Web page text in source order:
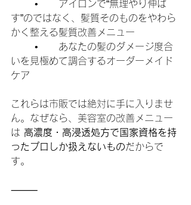
す”のではなく、髪質そのものをやわら
かく整える髪質改善メニュー
いを見極めて調合するオーダーメイド
ケア
これらは市販では絶対に手に入りませ
ん。なぜなら、美容室の改善メニュー
は 高濃度・高浸透処方で国家資格を持
ったプロしか扱えないものだからで
す。
⸻